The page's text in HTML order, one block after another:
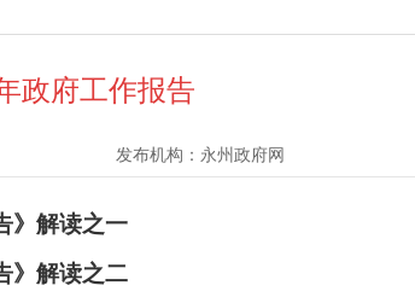
政府工作报告
发布机构： 永州政府网
》解读之一
》解读之二